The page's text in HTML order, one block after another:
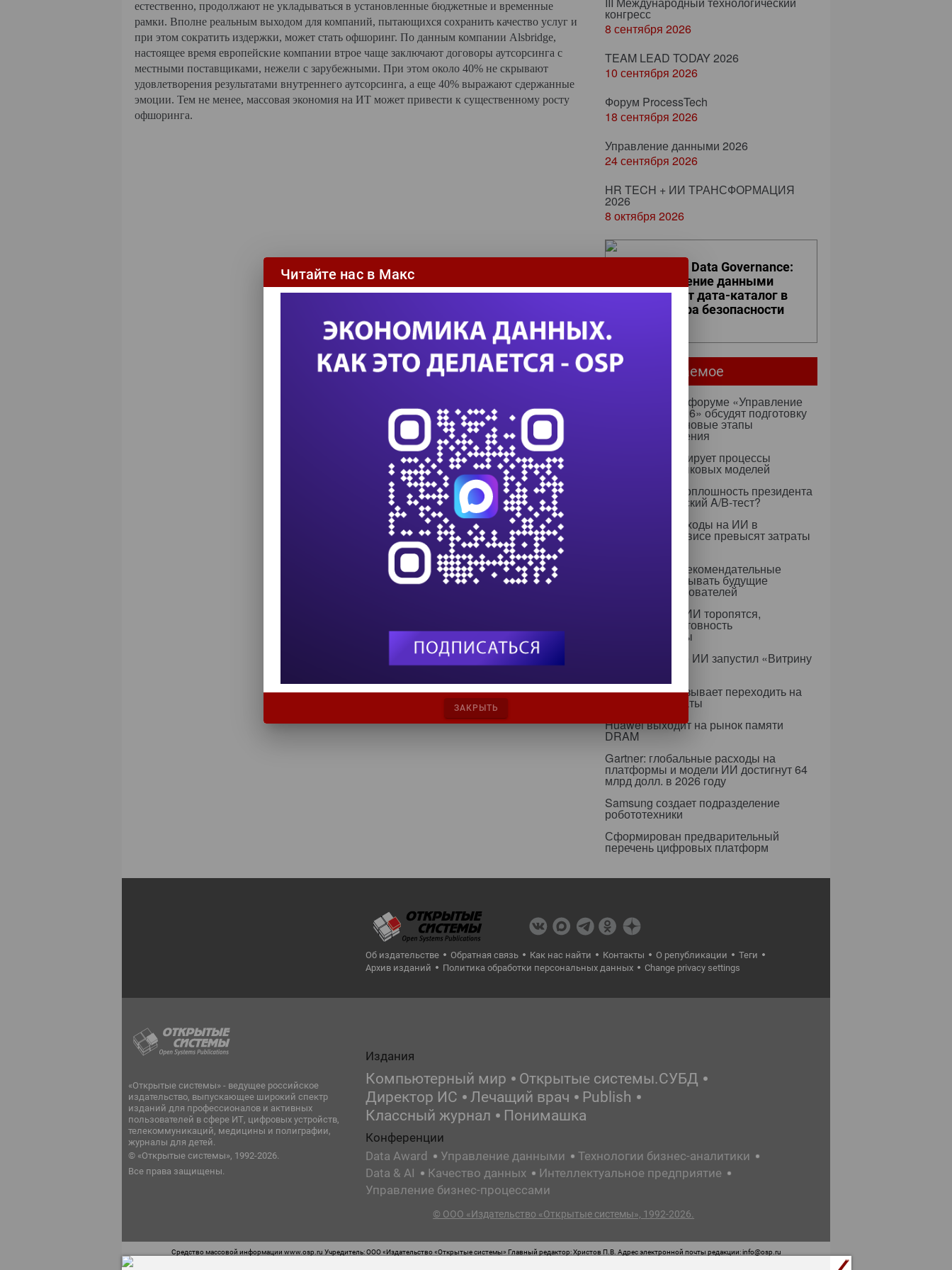
естественно, продолжают не укладываться в установленные бюджетные и временные
рамки. Вполне реальным выходом для компаний, пытающихся сохранить качество услуг и
при этом сократить издержки, может стать офшоринг. По данным компании Alsbridge,
настоящее время европейские компании втрое чаще заключают договоры аутсорсинга с
местными поставщиками, нежели с зарубежными. При этом около 40% не скрывают
удовлетворения результатами внутреннего аутсорсинга, а еще 40% выражают сдержанные
эмоции. Тем не менее, массовая экономия на ИТ может привести к существенному росту
офшоринга.
конгресс
8 сентября 2026
TEAM LEAD TODAY 2026
10 сентября 2026
Форум ProcessTech
18 сентября 2026
Управление данными 2026
24 сентября 2026
HR TECH + ИИ ТРАНСФОРМАЦИЯ
2026
8 октября 2026
Zero Trust и Data Governance:
как управление данными
превращает дата-каталог в
ядро контура безопасности
Самое читаемое
24 сентября на форуме «Управление
данными — 2026» обсудят подготовку
данных к ИИ и новые этапы
импортозамещения
Т-Банк оптимизирует процессы
дообучения языковых моделей
Казус Rapidus: оплошность президента
или стратегический A/B-тест?
К 2030 году расходы на ИИ в
клиентском сервисе превысят затраты
В VK научили рекомендательные
алгоритмы учитывать будущие
интересы пользователей
С внедрением ИИ торопятся,
игнорируя неготовность
инфраструктуры
Альянс в сфере ИИ запустил «Витрину
Минцифры призывает переходить на
свои сертификаты
Huawei выходит на рынок памяти
DRAM
Gartner: глобальные расходы на
платформы и модели ИИ достигнут 64
млрд долл. в 2026 году
Samsung создает подразделение
робототехники
Сформирован предварительный
перечень цифровых платформ
Об издательстве Обратная связь Как нас найти Контакты О републикации
Теги
Архив изданий
Политика обработки персональных данных Change privacy settings
«Открытые системы» - ведущее российское
издательство, выпускающее широкий спектр
изданий для профессионалов и активных
пользователей в сфере ИТ, цифровых устройств,
телекоммуникаций, медицины и полиграфии,
журналы для детей.
© «Открытые системы», 1992-2026.
Все права защищены.
Издания
Компьютерный мир
Открытые системы.СУБД
Директор ИС
Лечащий врач
Publish
Классный журнал
Понимашка
Конференции
Data Award
Управление данными
Технологии бизнес-аналитики
Data & AI
Качество данных
Интеллектуальное предприятие
Управление бизнес-процессами
© ООО «Издательство «Открытые системы», 1992-2026.
Средство массовой информации www.osp.ru Учредитель: ООО «Издательство «Открытые системы» Главный редактор: Христов П.В. Адрес электронной почты редакции: info@osp.ru
Читайте нас в Макс
ЗАКРЫТЬ